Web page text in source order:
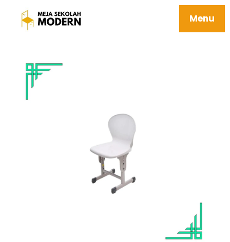
Menu
Meja Kursi Sekolah Bangku Besi Tahan
Karat Berkualitas 03 Moco